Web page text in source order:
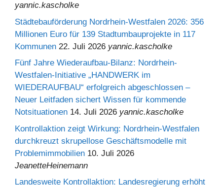
yannic.kascholke
Städtebauförderung Nordrhein-Westfalen 2026: 356
Millionen Euro für 139 Stadtumbauprojekte in 117
Kommunen 22. Juli 2026 yannic.kascholke
Fünf Jahre Wiederaufbau-Bilanz: Nordrhein-
Westfalen-Initiative „HANDWERK im
WIEDERAUFBAU“ erfolgreich abgeschlossen –
Neuer Leitfaden sichert Wissen für kommende
Notsituationen 14. Juli 2026 yannic.kascholke
Kontrollaktion zeigt Wirkung: Nordrhein-Westfalen
durchkreuzt skrupellose Geschäftsmodelle mit
Problemimmobilien 10. Juli 2026
JeanetteHeinemann
Landesweite Kontrollaktion: Landesregierung erhöht